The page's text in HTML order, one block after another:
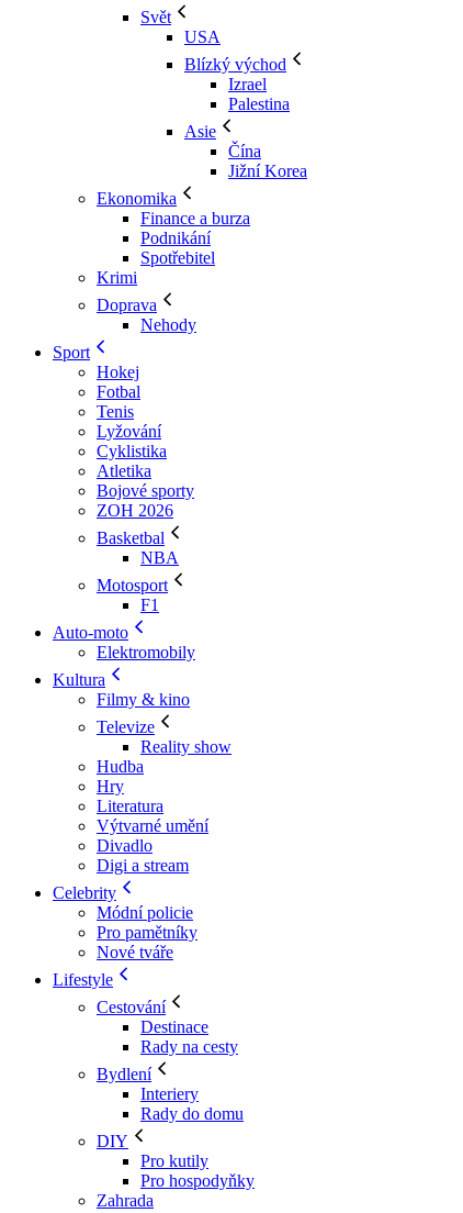
Svět
USA
Blízký východ
Izrael
Palestina
Asie
Čína
Jižní Korea
Ekonomika
Finance a burza
Podnikání
Spotřebitel
Krimi
Doprava
Nehody
Sport
Hokej
Fotbal
Tenis
Lyžování
Cyklistika
Atletika
Bojové sporty
ZOH 2026
Basketbal
NBA
Motosport
F1
Auto-moto
Elektromobily
Kultura
Filmy & kino
Televize
Reality show
Hudba
Hry
Literatura
Výtvarné umění
Divadlo
Digi a stream
Celebrity
Módní policie
Pro pamětníky
Nové tváře
Lifestyle
Cestování
Destinace
Rady na cesty
Bydlení
Interiery
Rady do domu
DIY
Pro kutily
Pro hospodyňky
Zahrada